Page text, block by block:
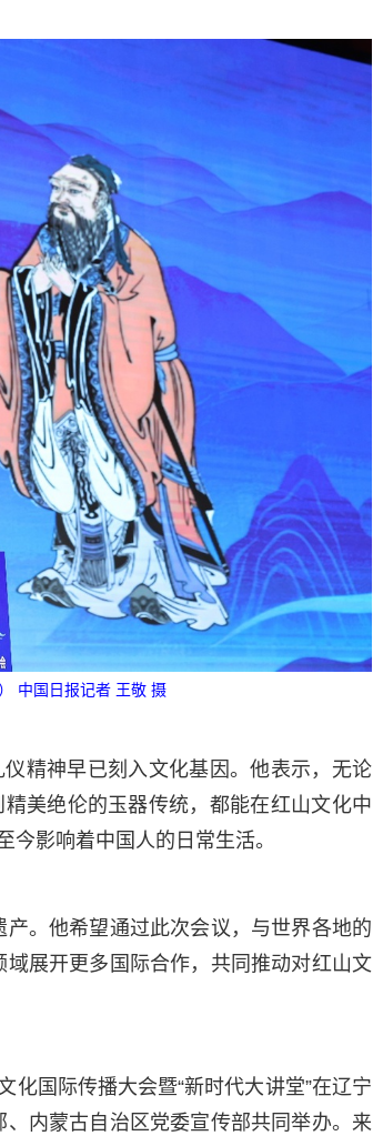
中国日报记者 王敬 摄
精神早已刻入文化基因。他表示，无论
美绝伦的玉器传统，都能在红山文化中
今影响着中国人的日常生活。
。他希望通过此次会议，与世界各地的
展开更多国际合作，共同推动对红山文
化国际传播大会暨“新时代大讲堂”在辽宁
内蒙古自治区党委宣传部共同举办。来